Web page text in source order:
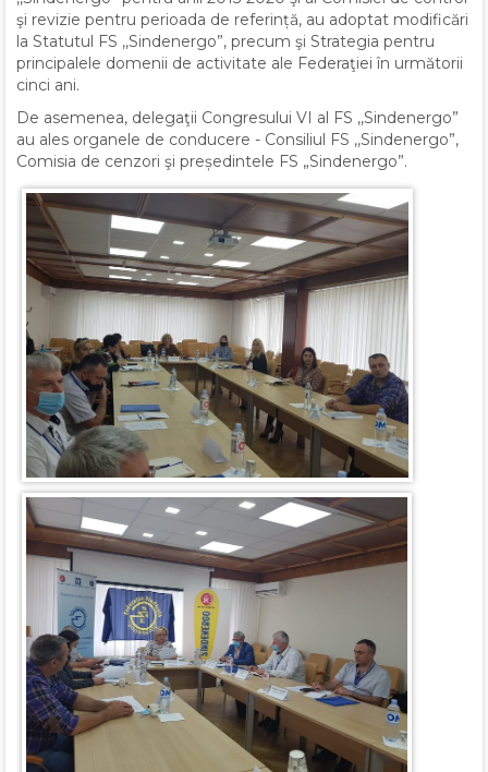
şi revizie pentru perioada de referință, au adoptat modificări
la Statutul FS ,,Sindenergo”, precum şi Strategia pentru
principalele domenii de activitate ale Federaţiei în următorii
cinci ani.
De asemenea, delegaţii Congresului VI al FS ,,Sindenergo”
au ales organele de conducere - Consiliul FS ,,Sindenergo”,
Comisia de cenzori şi președintele FS „Sindenergo”.